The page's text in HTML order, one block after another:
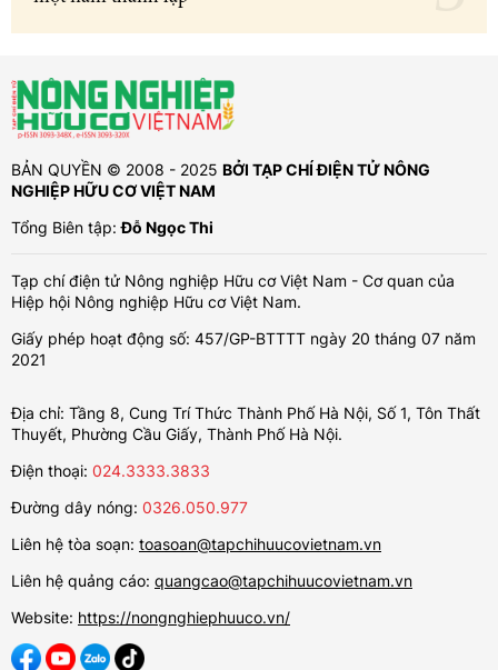
BẢN QUYỀN © 2008 - 2025 BỞI TẠP CHÍ ĐIỆN TỬ NÔNG
NGHIỆP HỮU CƠ VIỆT NAM
Tổng Biên tập:Đỗ Ngọc Thi
Tạp chí điện tử Nông nghiệp Hữu cơ Việt Nam - Cơ quan của
Hiệp hội Nông nghiệp Hữu cơ Việt Nam.
Giấy phép hoạt động số: 457/GP-BTTTT ngày 20 tháng 07 năm
2021
Địa chỉ: Tầng 8, Cung Trí Thức Thành Phố Hà Nội, Số 1, Tôn Thất
Thuyết, Phường Cầu Giấy, Thành Phố Hà Nội.
Điện thoại: 024.3333.3833
Đường dây nóng: 0326.050.977
Liên hệ tòa soạn: toasoan@tapchihuucovietnam.vn
Liên hệ quảng cáo: quangcao@tapchihuucovietnam.vn
Website: https://nongnghiephuuco.vn/